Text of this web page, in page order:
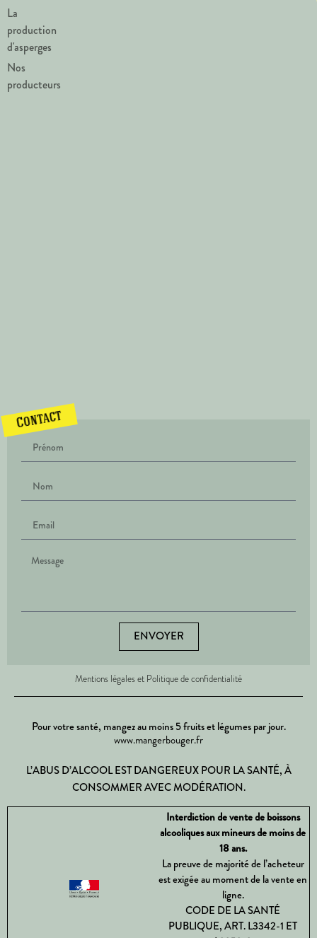
La
production
d'asperges
Nos
producteurs
Contact
ENVOYER
Mentions légales et Politique de confidentialité
Pour votre santé, mangez au moins 5 fruits et légumes par jour.
www.mangerbouger.fr
L’ABUS D’ALCOOL EST DANGEREUX POUR LA SANTÉ, À
CONSOMMER AVEC MODÉRATION.
Interdiction de vente de boissons
alcooliques aux mineurs de moins de
18 ans.
La preuve de majorité de l’acheteur
est exigée au moment de la vente en
ligne.
CODE DE LA SANTÉ
PUBLIQUE, ART. L3342-1 ET